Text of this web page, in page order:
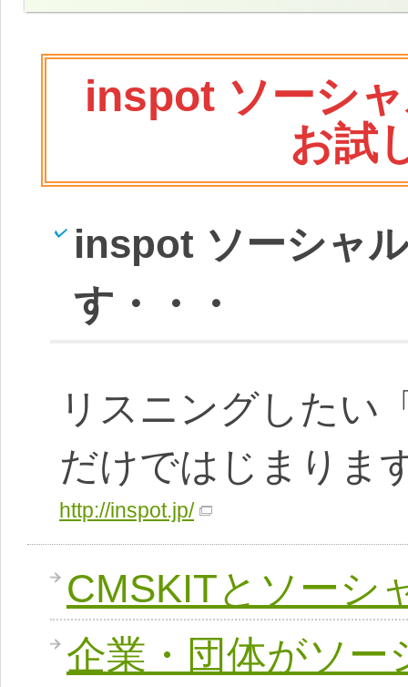
inspot ソーシ
お試
inspot ソーシャ
す・・・
リスニングしたい
だけではじまりま
http://inspot.jp/
CMSKITとソーシ
企業・団体がソー